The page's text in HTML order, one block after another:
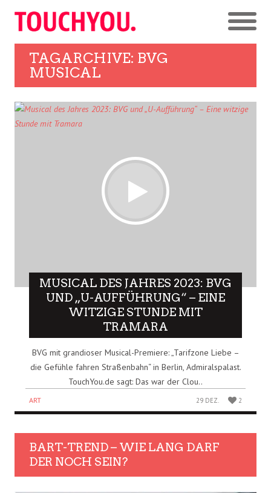
TAGARCHIVE: BVG
MUSICAL
MUSICAL DES JAHRES 2023: BVG
UND „U-AUFFÜHRUNG“ – EINE
WITZIGE STUNDE MIT
TRAMARA
BVG mit grandioser Musical-Premiere: „Tarifzone Liebe –
die Gefühle fahren Straßenbahn“ in Berlin, Admiralspalast.
TouchYou.de sagt: Das war der Clou..
ART 29 DEZ. 2
BART-TREND – WIE LANG DARF
DER NOCH SEIN?